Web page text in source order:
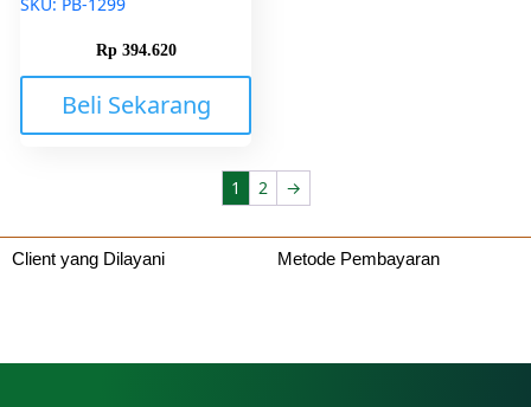
Rp394.620
Beli Sekarang
1 2 →
Client yang Dilayani Metode Pembayaran